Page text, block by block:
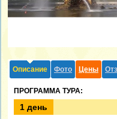
Описание Фото Цены
ПРОГРАММА ТУРА:
1 день